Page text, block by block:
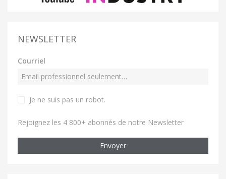
NEWSLETTER
Courriel
Je ne suis pas un robot.
Rejoignez les 4 800+ abonnés de notre Newsletter
Envoyer